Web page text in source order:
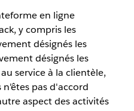
en ligne
y compris les
désignés les
désignés les
service à la clientèle,
pas d'accord
aspect des activités